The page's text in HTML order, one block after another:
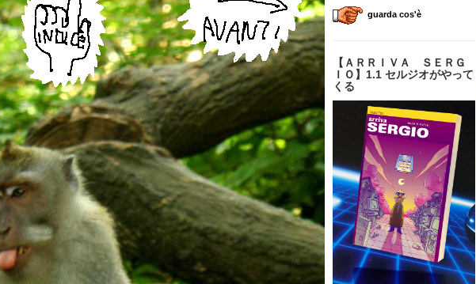
guarda cos'è
【 ＡＲＲＩＶＡ ＳＥＲＧ
ＩＯ】1.1 セルジオがやって
くる